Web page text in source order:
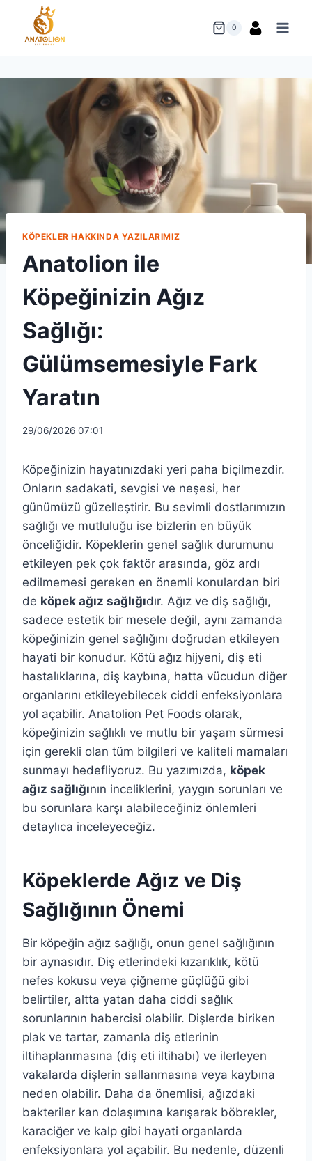
content
0
KÖPEKLER HAKKINDA YAZILARIMIZ
Anatolion ile
Köpeğinizin Ağız
Sağlığı:
Gülümsemesiyle Fark
Yaratın
29/06/2026 07:01
Köpeğinizin hayatınızdaki yeri paha biçilmezdir.
Onların sadakati, sevgisi ve neşesi, her
günümüzü güzelleştirir. Bu sevimli dostlarımızın
sağlığı ve mutluluğu ise bizlerin en büyük
önceliğidir. Köpeklerin genel sağlık durumunu
etkileyen pek çok faktör arasında, göz ardı
edilmemesi gereken en önemli konulardan biri
de köpek ağız sağlığıdır. Ağız ve diş sağlığı,
sadece estetik bir mesele değil, aynı zamanda
köpeğinizin genel sağlığını doğrudan etkileyen
hayati bir konudur. Kötü ağız hijyeni, diş eti
hastalıklarına, diş kaybına, hatta vücudun diğer
organlarını etkileyebilecek ciddi enfeksiyonlara
yol açabilir. Anatolion Pet Foods olarak,
köpeğinizin sağlıklı ve mutlu bir yaşam sürmesi
için gerekli olan tüm bilgileri ve kaliteli mamaları
sunmayı hedefliyoruz. Bu yazımızda, köpek
ağız sağlığının inceliklerini, yaygın sorunları ve
bu sorunlara karşı alabileceğiniz önlemleri
detaylıca inceleyeceğiz.
Köpeklerde Ağız ve Diş
Sağlığının Önemi
Bir köpeğin ağız sağlığı, onun genel sağlığının
bir aynasıdır. Diş etlerindeki kızarıklık, kötü
nefes kokusu veya çiğneme güçlüğü gibi
belirtiler, altta yatan daha ciddi sağlık
sorunlarının habercisi olabilir. Dişlerde biriken
plak ve tartar, zamanla diş etlerinin
iltihaplanmasına (diş eti iltihabı) ve ilerleyen
vakalarda dişlerin sallanmasına veya kaybına
neden olabilir. Daha da önemlisi, ağızdaki
bakteriler kan dolaşımına karışarak böbrekler,
karaciğer ve kalp gibi hayati organlarda
enfeksiyonlara yol açabilir. Bu nedenle, düzenli